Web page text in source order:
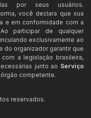
por seus usuários.
você declara que sua
e em conformidade com a
participar de qualquer
exclusivamente ao
do organizador garantir que
a legislação brasileira,
junto ao Serviço
competente.
reservados.